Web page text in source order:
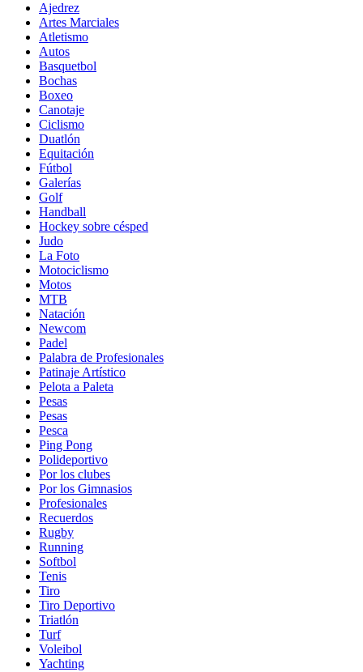
Ajedrez
Artes Marciales
Atletismo
Autos
Basquetbol
Bochas
Boxeo
Canotaje
Ciclismo
Duatlón
Equitación
Fútbol
Galerías
Golf
Handball
Hockey sobre césped
Judo
La Foto
Motociclismo
Motos
MTB
Natación
Newcom
Padel
Palabra de Profesionales
Patinaje Artístico
Pelota a Paleta
Pesas
Pesas
Pesca
Ping Pong
Polideportivo
Por los clubes
Por los Gimnasios
Profesionales
Recuerdos
Rugby
Running
Softbol
Tenis
Tiro
Tiro Deportivo
Triatlón
Turf
Voleibol
Yachting